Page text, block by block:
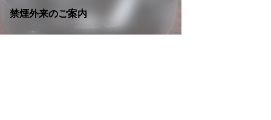
禁煙外来のご案内